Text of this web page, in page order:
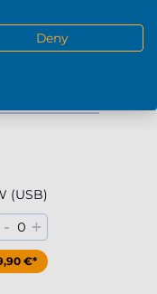
(USB)
- 0 +
€*
Deny